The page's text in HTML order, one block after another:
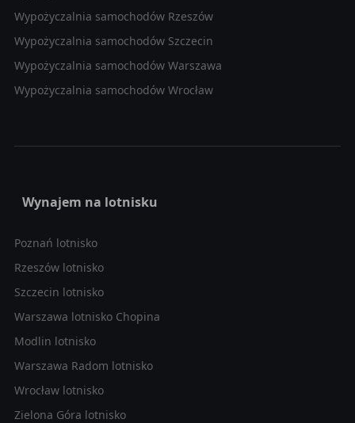
Wypożyczalnia samochodów Rzeszów
Wypożyczalnia samochodów Szczecin
Wypożyczalnia samochodów Warszawa
Wypożyczalnia samochodów Wrocław
Wynajem na lotnisku
Poznań lotnisko
Rzeszów lotnisko
Szczecin lotnisko
Warszawa lotnisko Chopina
Modlin lotnisko
Warszawa Radom lotnisko
Wrocław lotnisko
Zielona Góra lotnisko